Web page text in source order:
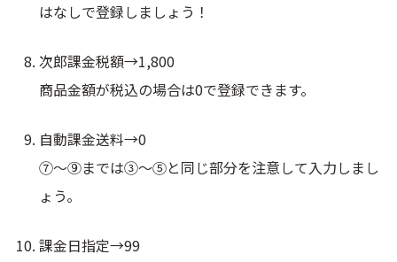
はなしで登録しましょう！
次郎課金税額→1,800
商品金額が税込の場合は0で登録できます。
自動課金送料→0
⑦～⑨までは③～⑤と同じ部分を注意して入力しまし
ょう。
課金日指定→99